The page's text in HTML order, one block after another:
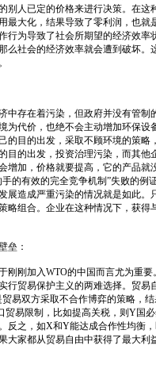
别人已定的价格来进行决策。在这
最大化，结果导致了零利润，也
行为导致了社会所期望的经济效率
么社会的经济效率就会遭到破坏。
存在着污染，但政府并没有管制
为代价，也绝不会主动增加环保
的目的出发，采取不顾环境的策略
目的出发，投资治理污染，而其他
增加，价格就要提高，它的产品就
的有效的完全竞争机制”失败的例
展造成严重污染的情况就是如此
略组合。企业在这种情况下，获得
：
刚加入WTO的中国而言尤为重要
行贸易保护主义的两难选择。贸易
贸易双方采取不合作博弈的策略，
贸易限制，比如提高关税，则Y国
反之，如X和Y能达成合作性均衡
大家都从贸易自由中获得了最大利